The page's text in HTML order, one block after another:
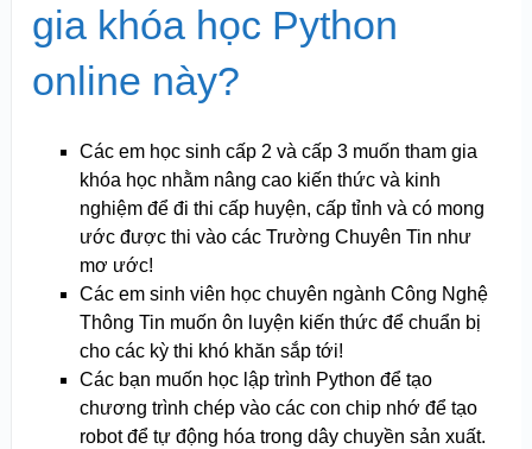
gia khóa học Python
online này?
Các em học sinh cấp 2 và cấp 3 muốn tham gia
khóa học nhằm nâng cao kiến thức và kinh
nghiệm để đi thi cấp huyện, cấp tỉnh và có mong
ước được thi vào các Trường Chuyên Tin như
mơ ước!
Các em sinh viên học chuyên ngành Công Nghệ
Thông Tin muốn ôn luyện kiến thức để chuẩn bị
cho các kỳ thi khó khăn sắp tới!
Các bạn muốn học lập trình Python để tạo
chương trình chép vào các con chip nhớ để tạo
robot để tự động hóa trong dây chuyền sản xuất.